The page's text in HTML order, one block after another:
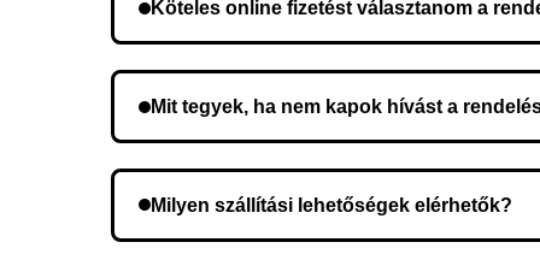
Köteles online fizetést választanom a
Mit tegyek, ha nem kapok hívást a
Milyen szállítási lehetőségek elérhetők?